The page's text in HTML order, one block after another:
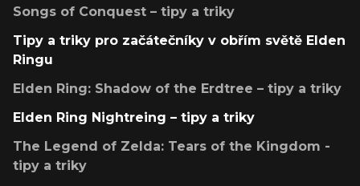
Songs of Conquest – tipy a triky
Tipy a triky pro začátečníky v obřím světě Elden
Ringu
Elden Ring: Shadow of the Erdtree – tipy a triky
Elden Ring Nightreing – tipy a triky
The Legend of Zelda: Tears of the Kingdom -
tipy a triky